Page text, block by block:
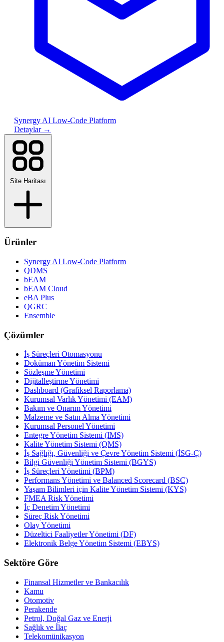
Synergy AI Low-Code Platform
Detaylar →
Site Haritası
Ürünler
Synergy AI Low-Code Platform
QDMS
bEAM
bEAM Cloud
eBA Plus
QGRC
Ensemble
Çözümler
İş Süreçleri Otomasyonu
Doküman Yönetim Sistemi
Sözleşme Yönetimi
Dijitalleştirme Yönetimi
Dashboard (Grafiksel Raporlama)
Kurumsal Varlık Yönetimi (EAM)
Bakım ve Onarım Yönetimi
Malzeme ve Satın Alma Yönetimi
Kurumsal Personel Yönetimi
Entegre Yönetim Sistemi (IMS)
Kalite Yönetim Sistemi (QMS)
İş Sağlığı, Güvenliği ve Çevre Yönetim Sistemi (İSG-Ç)
Bilgi Güvenliği Yönetim Sistemi (BGYS)
İş Süreçleri Yönetimi (BPM)
Performans Yönetimi ve Balanced Scorecard (BSC)
Yaşam Bilimleri için Kalite Yönetim Sistemi (KYS)
FMEA Risk Yönetimi
İç Denetim Yönetimi
Süreç Risk Yönetimi
Olay Yönetimi
Düzeltici Faaliyetler Yönetimi (DF)
Elektronik Belge Yönetim Sistemi (EBYS)
Sektöre Göre
Finansal Hizmetler ve Bankacılık
Kamu
Otomotiv
Perakende
Petrol, Doğal Gaz ve Enerji
Sağlık ve İlaç
Telekomünikasyon